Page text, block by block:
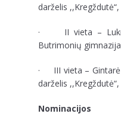
darželis
· II vieta –
Butrimonių
· III vieta – Gintarė
darželis
Nominacijos